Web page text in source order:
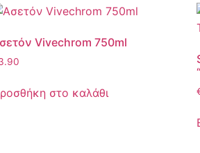
Vivechrom 750ml
στο καλάθι